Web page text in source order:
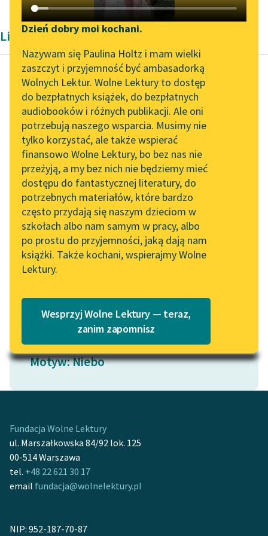
Katalog DAISY
Podkasty o książkach
Zgłoś brak utworu
Aktualności
„Prokurator Alicja Horn”
do słuchania
Byliśmy częścią AI Impact
Lab
Zapraszamy na spotkanie
online z tłumaczkami
literatury skandynawskiej
Spotkanie z Katarzyną
Tunkiel w Oslo
102. lata temu zmarł
Joseph Conrad
Lektury szkolne i klasyka
literatury do słuchania dla
uczennic i uczniów z
niepełnosprawnościami
E-kolekcja lektur
słuchania dla uczennic i
uczniów z
niepełnosprawnościami
Feministyczne inspiracje.
Popularyzacja
Narzędzia
Mapa Wolnych Lektur
Leśmianator
Przewodnik dla piszących i
czytających
API
OAI-PMH
Widget Wolnych Lektur
Przypisy
Katalog w formacie PDF
Dzień dobry moi kochani.
Nazywam się Paulina Holtz i mam wielki
zaszczyt i przyjemność być ambasadorką
Wolnych Lektur. Wolne Lektury to dostęp
do bezpłatnych książek, do bezpłatnych
audiobooków i różnych publikacji. Ale oni
potrzebują naszego wsparcia. Musimy nie
tylko korzystać, ale także wspierać
finansowo Wolne Lektury, bo bez nas nie
przeżyją, a my bez nich nie będziemy mieć
dostępu do fantastycznej literatury, do
potrzebnych materiałów, które bardzo
często przydają się naszym dzieciom w
szkołach albo nam samym w pracy, albo
po prostu do przyjemności, jaką dają nam
książki. Także kochani, wspierajmy Wolne
Lektury.
Wesprzyj Wolne Lektury — teraz,
zanim zapomnisz
Liryka Pozytywizm
Maria Konopnicka
Ach, ta przecudna,
cicha łąka...
Ani się modlą, ani
kłonią,
Same są światłem,
cudem, wonią,
Same są hymnem
łask…
Przedporankową...
Motyw: Niebo
Fundacja Wolne Lektury
ul. Marszałkowska 84/92 lok. 125
00-514 Warszawa
tel. +48 22 621 30 17
email fundacja@wolnelektury.pl
NIP: 952-187-70-87